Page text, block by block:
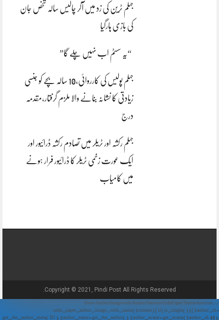
جہلم ٹرین کی زد میں آکر چالیس سالہ شخص جان
کی بازی ہارگیا
“یہ سسٹم اب نہیں چلے گا”
جہلم پولیس کی کارروائی،10 سالہ بچے کو جنسی
زیادتی کا نشانہ بنانے والا ملزم گرفتار،مقدمہ
درج
جہلم رکشہ اور ٹریلر میں تصادم رکشہ ڈرائیور اور
ایک عورت زخمی ٹریلر کا ڈرائیور فرار ہونے
میں کامیاب
Copyright © 2021, Pindi Post All Rights Reserved.
// Show Author Image with Author Name in UrduPaper Theme function
urdu_paper_author_image_with_name($content) { if (is_single()) { $author_id =
get_the_author_meta('ID'); $author_name = get_the_author(); $author_avatar = get_avatar($author_id, 48);